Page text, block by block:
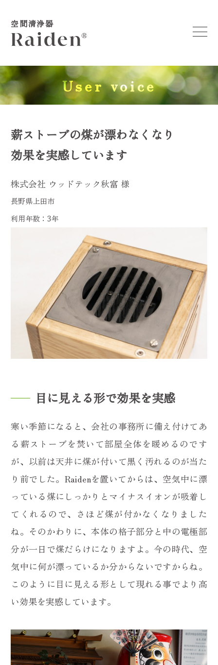
空間清浄器
User voice
薪ストーブの煤が漂わなくなり
効果を実感しています
株式会社 ウッドテック秋富 様
長野県上田市
利用年数：3年
目に見える形で効果を実感
寒い季節になると、会社の事務所に備え付けてあ
る薪ストーブを焚いて部屋全体を暖めるのです
が、以前は天井に煤が付いて黒く汚れるのが当た
り前でした。Raidenを置いてからは、空気中に漂
っている煤にしっかりとマイナスイオンが吸着し
てくれるので、さほど煤が付かなくなりました
ね。そのかわりに、本体の格子部分と中の電極部
分が一日で煤だらけになりますよ。今の時代、空
気中に何が漂っているか分からないですからね。
このように目に見える形として現れる事でより高
い効果を実感しています。